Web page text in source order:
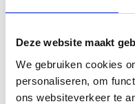
Deze website maakt
We gebruiken cookies
personaliseren, om
ons websiteverkeer te
U wilt uw toestel snel
Sterker nog, u kunt
vakkundig repareren.
ruimte om op uw